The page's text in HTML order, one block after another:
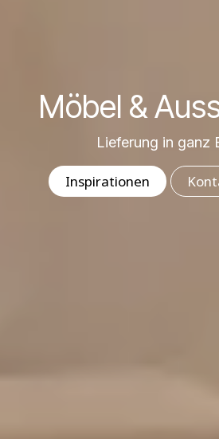
Möbel &
Lieferung in ganz
In​​​​​​spirationen